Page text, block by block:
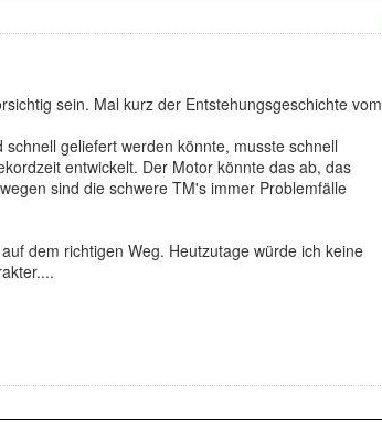
sein. Mal kurz der Entstehungsgeschichte vom
geliefert werden könnte, musste schnell
entwickelt. Der Motor könnte das ab, das
sind die schwere TM's immer Problemfälle
dem richtigen Weg. Heutzutage würde ich keine